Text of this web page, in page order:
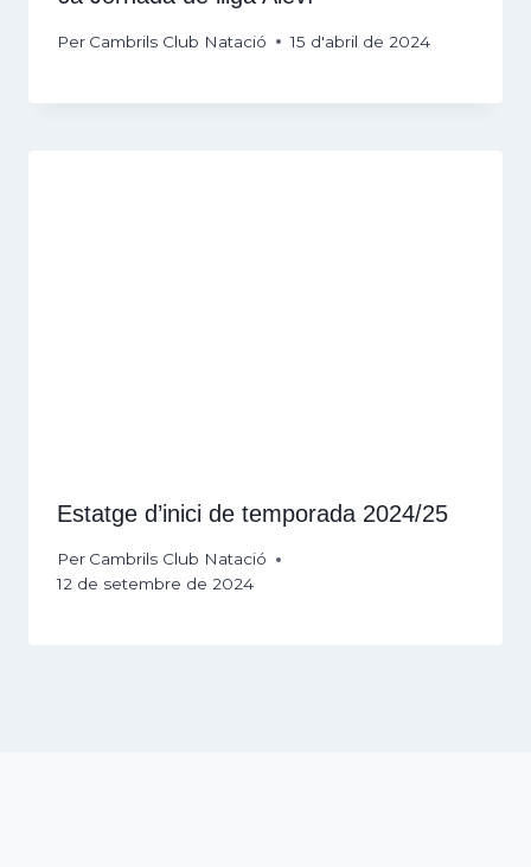
Per Cambrils Club Natació 15 d'abril de 2024
Estatge d’inici de temporada 2024/25
Per Cambrils Club Natació
12 de setembre de 2024